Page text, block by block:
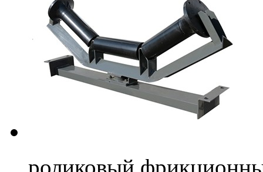
роликовый